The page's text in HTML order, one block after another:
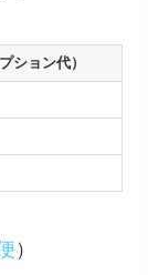
ション代）
）